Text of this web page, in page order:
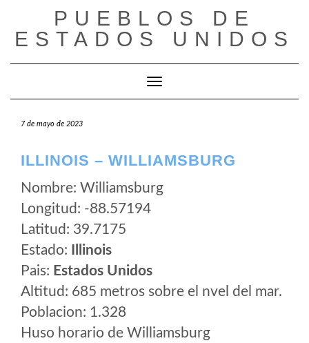
contenido
PUEBLOS DE
ESTADOS UNIDOS
Cambiar modo de navegación
7 de mayo de 2023
ILLINOIS – WILLIAMSBURG
Nombre: Williamsburg
Longitud: -88.57194
Latitud: 39.7175
Estado:
Illinois
Pais: Estados Unidos
Altitud: 685 metros sobre el nvel del mar.
Poblacion: 1.328
Huso horario de Williamsburg